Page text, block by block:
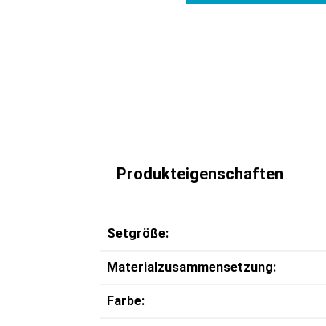
Produkteigenschaften
Setgröße:
Materialzusammensetzung:
Farbe: